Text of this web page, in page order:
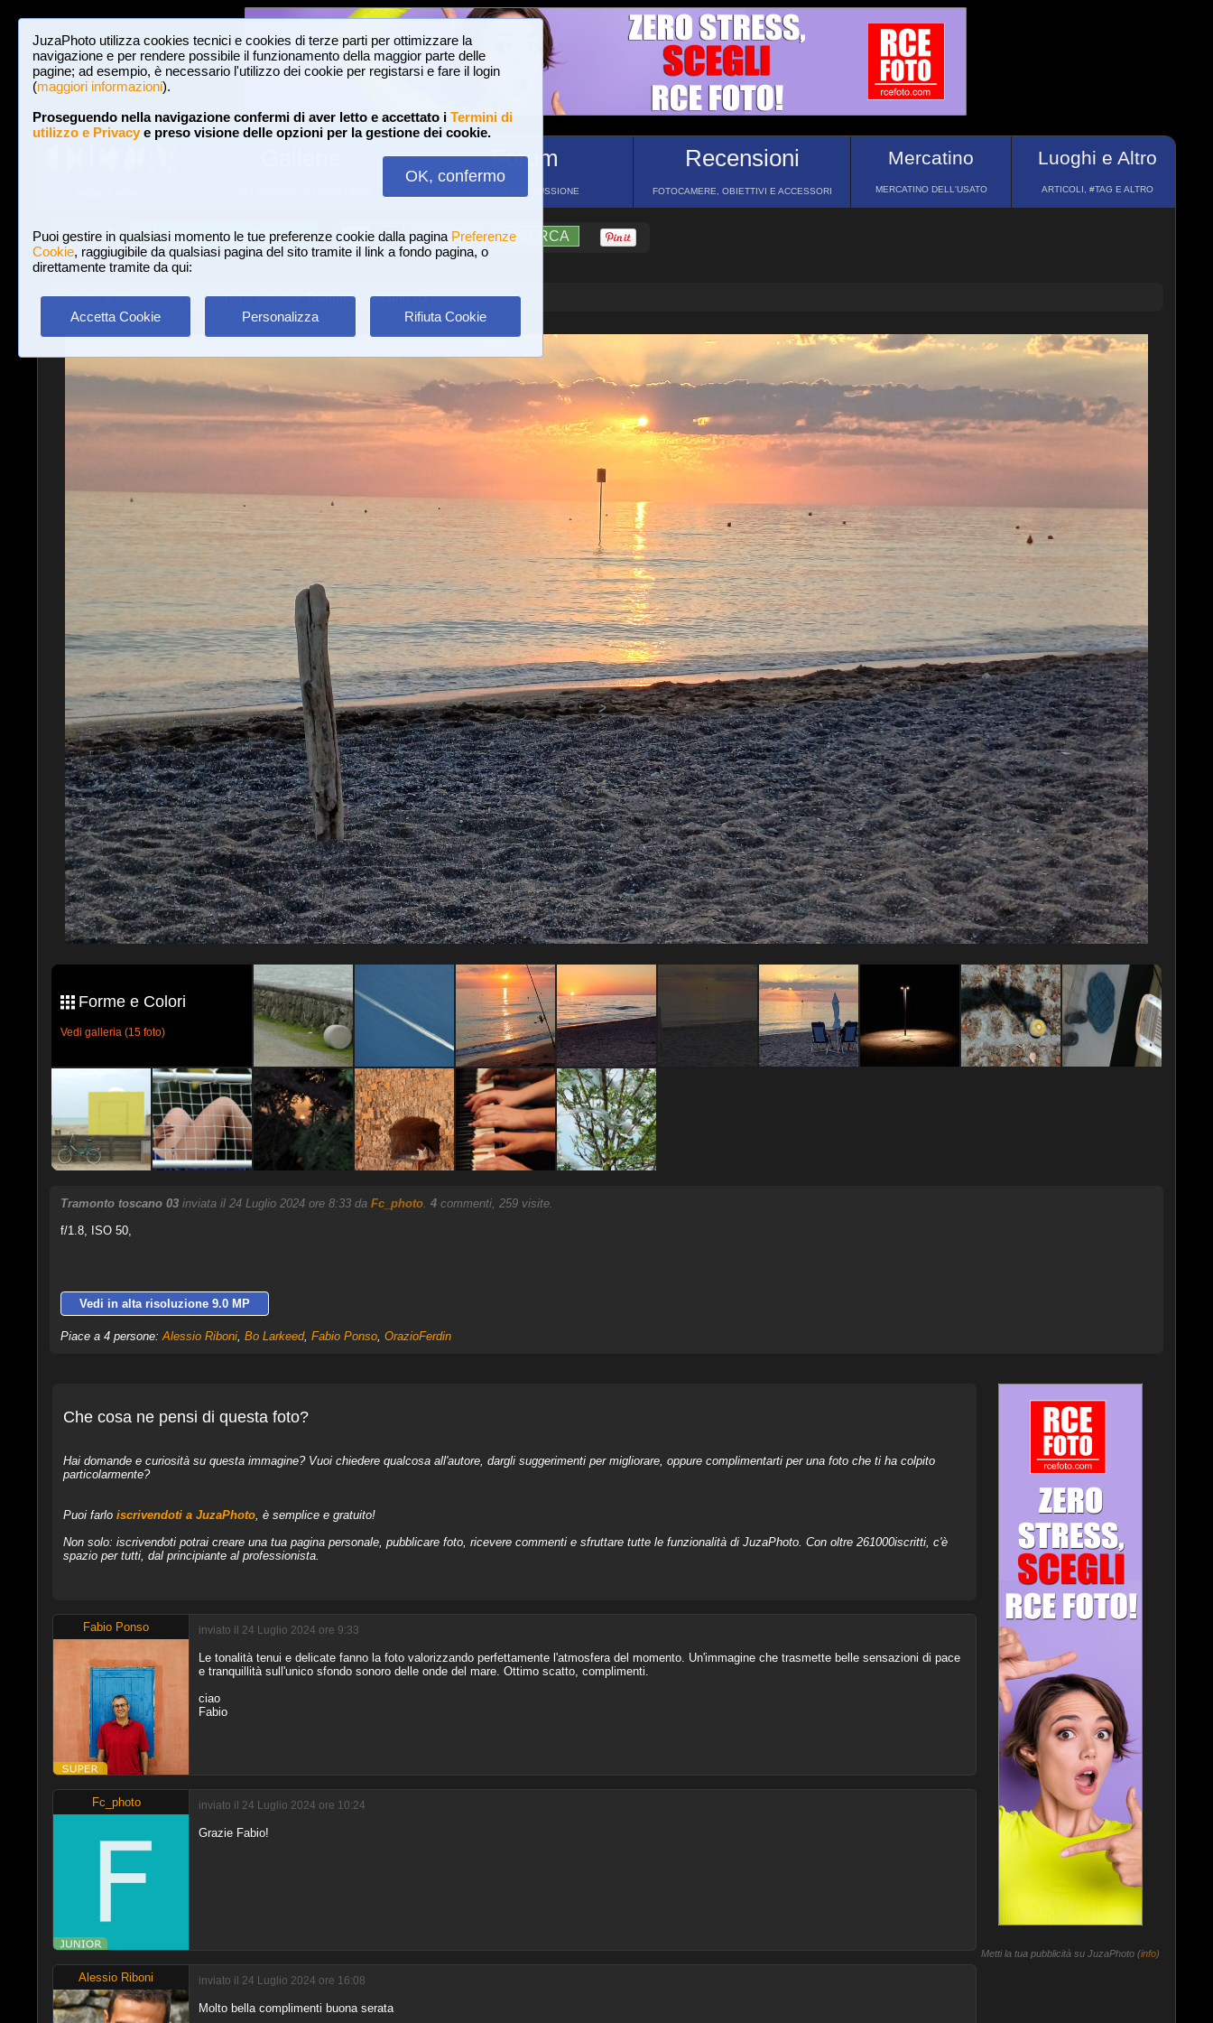
JuzaPhoto utilizza cookies tecnici e cookies di terze parti per ottimizzare la
navigazione e per rendere possibile il funzionamento della maggior parte delle
pagine; ad esempio, è necessario l'utilizzo dei cookie per registarsi e fare il login
(maggiori informazioni).
Proseguendo nella navigazione confermi di aver letto e accettato i Termini di
utilizzo e Privacye preso visione delle opzioni per la gestione dei cookie.
OK, confermo
Puoi gestire in qualsiasi momento le tue preferenze cookie dalla pagina Preferenze
Cookie, raggiugibile da qualsiasi pagina del sito tramite il link a fondo pagina, o
direttamente tramite da qui:
Accetta Cookie Personalizza Rifiuta Cookie
Forum
FORUM DI DISCUSSIONE
Recensioni
FOTOCAMERE, OBIETTIVI E ACCESSORI
Mercatino
MERCATINO DELL'USATO
Luoghi e Altro
ARTICOLI, #TAG E ALTRO
Login Iscriviti a JuzaPhoto! A A ?AIUTO RICERCA
Gallerie»Paesaggio con elementi umani» Tramonto toscano 03
Forme e Colori
Vedi galleria (15 foto)
Tramonto toscano 03 inviata il 24 Luglio 2024 ore 8:33 da Fc_photo. 4commenti, 259 visite.
f/1.8, ISO 50,
Vedi in alta risoluzione 9.0 MP
Piace a 4 persone:Alessio Riboni, Bo Larkeed, Fabio Ponso, OrazioFerdin
Che cosa ne pensi di questa foto?
Hai domande e curiosità su questa immagine? Vuoi chiedere qualcosa all'autore, dargli suggerimenti per migliorare, oppure complimentarti per una foto che ti ha colpito
particolarmente?
Puoi farlo iscrivendoti a JuzaPhoto, è semplice e gratuito!
Non solo: iscrivendoti potrai creare una tua pagina personale, pubblicare foto, ricevere commenti e sfruttare tutte le funzionalità di JuzaPhoto. Con oltre 261000iscritti, c'è
spazio per tutti, dal principiante al professionista.
Fabio Ponso inviato il 24 Luglio 2024 ore 9:33
Le tonalità tenui e delicate fanno la foto valorizzando perfettamente l'atmosfera del momento. Un'immagine che trasmette belle sensazioni di pace
e tranquillità sull'unico sfondo sonoro delle onde del mare. Ottimo scatto, complimenti.
ciao
Fabio
Fc_photo inviato il 24 Luglio 2024 ore 10:24
Grazie Fabio!
Alessio Riboni inviato il 24 Luglio 2024 ore 16:08
Molto bella complimenti buona serata
Metti la tua pubblicità su JuzaPhoto (info)